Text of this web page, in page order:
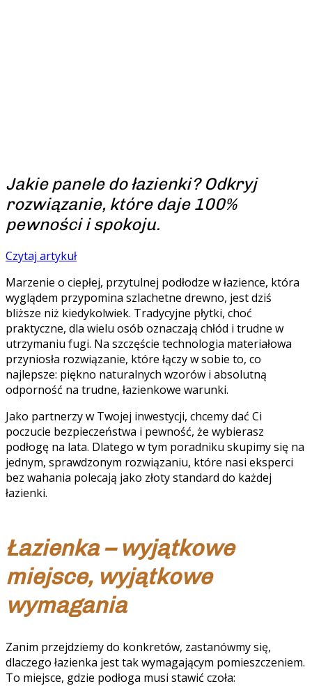
Jakie panele do łazienki? Odkryj
rozwiązanie, które daje 100%
pewności i spokoju.
Czytaj artykuł
Marzenie o ciepłej, przytulnej podłodze w łazience, która
wyglądem przypomina szlachetne drewno, jest dziś
bliższe niż kiedykolwiek. Tradycyjne płytki, choć
praktyczne, dla wielu osób oznaczają chłód i trudne w
utrzymaniu fugi. Na szczęście technologia materiałowa
przyniosła rozwiązanie, które łączy w sobie to, co
najlepsze: piękno naturalnych wzorów i absolutną
odporność na trudne, łazienkowe warunki.
Jako partnerzy w Twojej inwestycji, chcemy dać Ci
poczucie bezpieczeństwa i pewność, że wybierasz
podłogę na lata. Dlatego w tym poradniku skupimy się na
jednym, sprawdzonym rozwiązaniu, które nasi eksperci
bez wahania polecają jako złoty standard do każdej
łazienki.
Łazienka – wyjątkowe
miejsce, wyjątkowe
wymagania
Zanim przejdziemy do konkretów, zastanówmy się,
dlaczego łazienka jest tak wymagającym pomieszczeniem.
To miejsce, gdzie podłoga musi stawić czoła: